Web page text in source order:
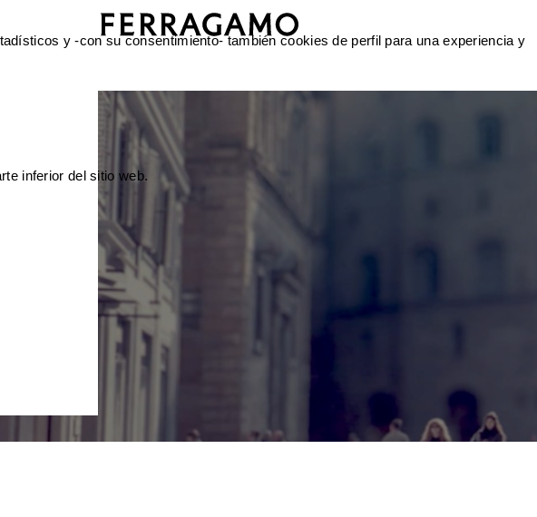
y -con su consentimiento- también cookies de perfil para una experiencia y
inferior del sitio web.